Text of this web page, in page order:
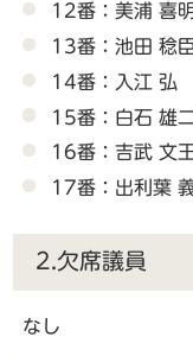
12番：美浦 喜明
13番：池田 稔
14番：入江 弘
15番：白石 雄二
16番：吉武 文
17番：出利葉
2.欠席議員
なし